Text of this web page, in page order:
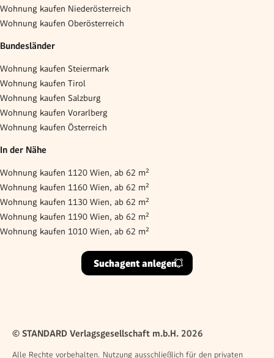
Wohnung kaufen Niederösterreich
Wohnung kaufen Oberösterreich
Bundesländer
Wohnung kaufen Steiermark
Wohnung kaufen Tirol
Wohnung kaufen Salzburg
Wohnung kaufen Vorarlberg
Wohnung kaufen Österreich
In der Nähe
Wohnung kaufen 1120 Wien, ab 62 m²
Wohnung kaufen 1160 Wien, ab 62 m²
Wohnung kaufen 1130 Wien, ab 62 m²
Wohnung kaufen 1190 Wien, ab 62 m²
Wohnung kaufen 1010 Wien, ab 62 m²
Suchagent anlegen
© STANDARD Verlagsgesellschaft m.b.H. 2026
Alle Rechte vorbehalten. Nutzung ausschließlich für den privaten